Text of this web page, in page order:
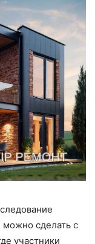
сделать с
участники